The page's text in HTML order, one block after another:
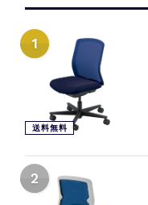
1
送料無料
2